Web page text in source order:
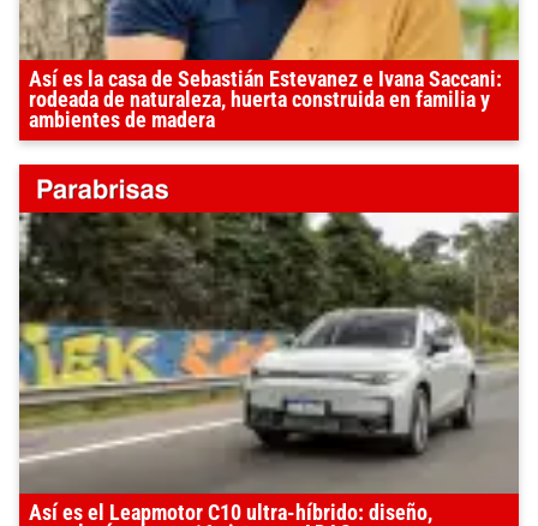
Así es la casa de Sebastián Estevanez e Ivana Saccani:
rodeada de naturaleza, huerta construida en familia y
ambientes de madera
Así es el Leapmotor C10 ultra-híbrido: diseño,